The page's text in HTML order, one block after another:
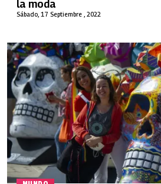
Sábado, 17 Septiembre , 2022
la moda